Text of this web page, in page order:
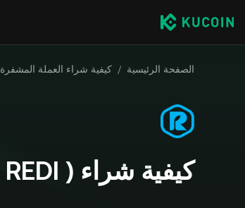
الصفحة الرئيسية / كيفية شراء العملة المشفرة
كيفية شراء REDi ( REDI )